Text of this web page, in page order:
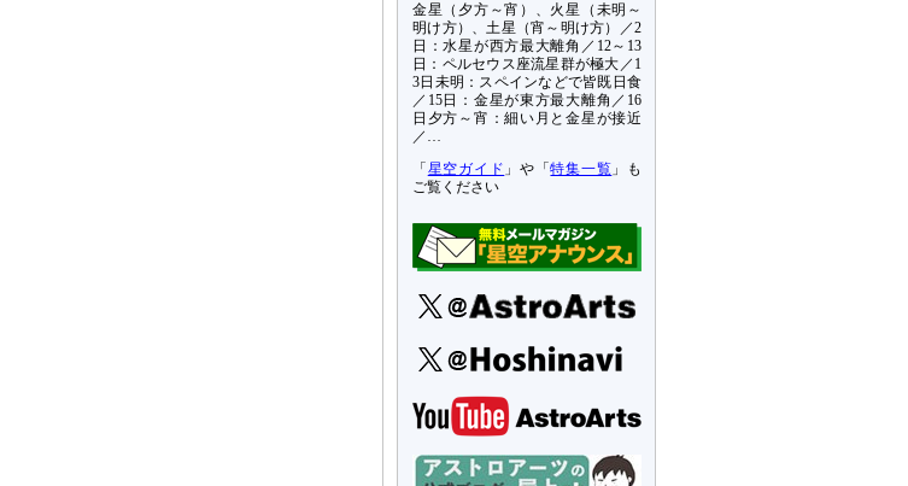
金星（夕方～宵）、火星（未明～
明け方）、土星（宵～明け方）／2
日：水星が西方最大離角／12～13
日：ペルセウス座流星群が極大／1
3日未明：スペインなどで皆既日食
／15日：金星が東方最大離角／16
日夕方～宵：細い月と金星が接近
／…
「 星空ガイド 」や「特集一覧 」も
ご覧ください